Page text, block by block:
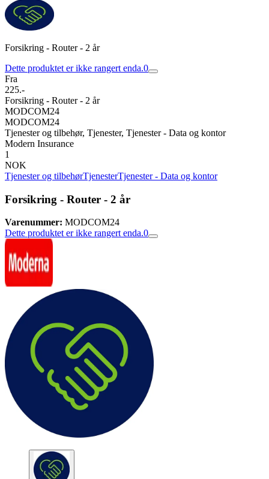
Forsikring - Router - 2 år
Dette produktet er ikke rangert enda.0
Fra
225.-
Forsikring - Router - 2 år
MODCOM24
MODCOM24
Tjenester og tilbehør, Tjenester, Tjenester - Data og kontor
Modern Insurance
1
NOK
Tjenester og tilbehørTjenesterTjenester - Data og kontor
Forsikring - Router - 2 år
Varenummer: MODCOM24
Dette produktet er ikke rangert enda.0